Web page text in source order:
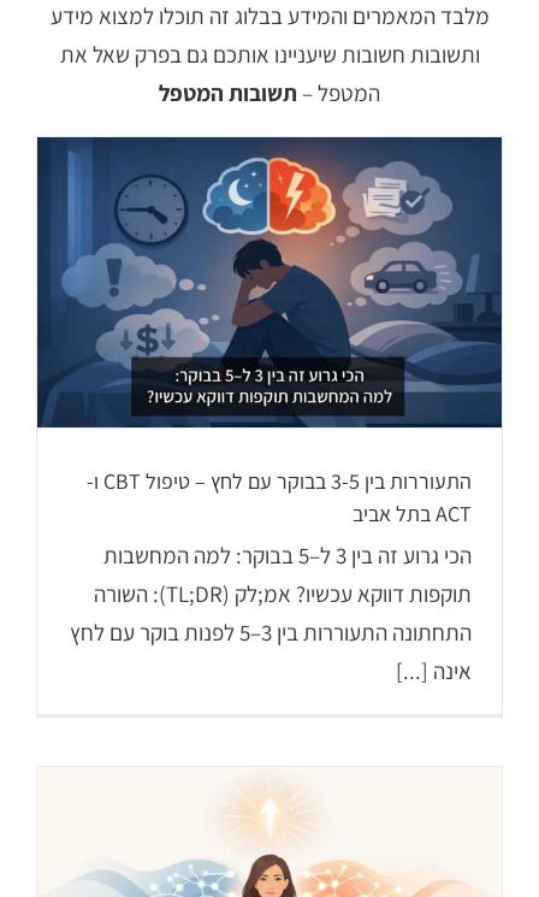
מלבד המאמרים והמידע בבלוג זה תוכלו למצוא מידע
ותשובות חשובות שיעניינו אותכם גם בפרק שאל את
המטפל – תשובות המטפל
התעוררות בין 3-5 בבוקר עם לחץ – טיפול CBT ו-
ACT בתל אביב
הכי גרוע זה בין 3 ל–5 בבוקר: למה המחשבות
תוקפות דווקא עכשיו? אמ;לק (TL;DR): השורה
התחתונה התעוררות בין 3–5 לפנות בוקר עם לחץ
אינה [...]